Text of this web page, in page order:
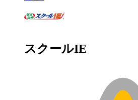
スクールIE